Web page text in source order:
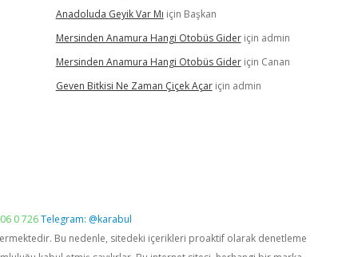
Anadoluda Geyik Var Mı için Başkan
Mersinden Anamura Hangi Otobüs Gideriçin admin
Mersinden Anamura Hangi Otobüs Gideriçin Canan
Geven Bitkisi Ne Zaman Çiçek Açariçin admin
0 726Telegram: @karabul
Bu nedenle, sitedeki içerikleri proaktif olarak denetleme